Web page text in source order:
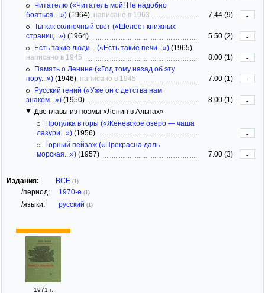
Читателю («Читатель мой! Не надобно
бояться…») (1964) , написано в 1963 7.44 (9)
-
Ты как солнечный свет («Шелест книжных
страниц...») (1964) 5.50 (2)
-
Есть такие люди... («Есть такие печи...») (1965)
написано в 1945
8.00 (1)
-
Память о Ленине («Год тому назад об эту
пору...») (1946) , написано в 1945 7.00 (1)
-
Русский гений («Уже он с детства нам
знаком...») (1950) 8.00 (1)
-
Две главы из поэмы «Ленин в Альпах»
Прогулка в горы («Женевское озеро — чаша
лазури...») (1956)
-
Горный пейзаж («Прекрасна даль
морская...») (1957) 7.00 (3) -
Издания: ВСЕ (1)
/период: 1970-е (1)
/языки: русский (1)
1971 г.